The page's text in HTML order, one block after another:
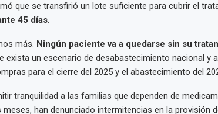
que se transfirió un lote suficiente para cubrir el
45 días.
más. Ningún paciente va a quedarse sin su
exista un escenario de desabastecimiento nacional y
para el cierre del 2025 y el abastecimiento del
tranquilidad a las familias que dependen de
han denunciado intermitencias en la provisión